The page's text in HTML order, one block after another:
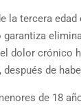
la tercera
dolor crónico
de
de 18